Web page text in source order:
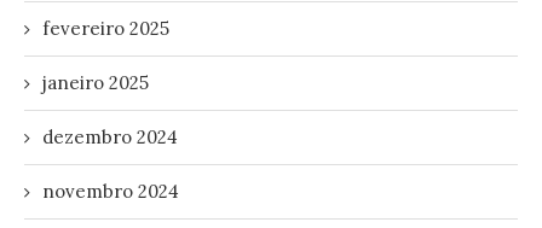
fevereiro 2025
janeiro 2025
dezembro 2024
novembro 2024